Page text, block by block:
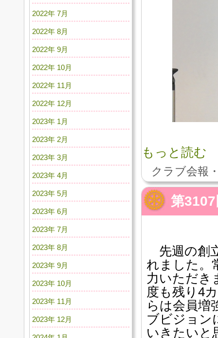
もっと読む
クラブ会報
第
先週の創
れました。
力いただき
度も残り4
らは会員増
ブビジョン
いきたいと
2022年 7月
2022年 8月
2022年 9月
2022年 10月
2022年 11月
2022年 12月
2023年 1月
2023年 2月
2023年 3月
2023年 4月
2023年 5月
2023年 6月
2023年 7月
2023年 8月
2023年 9月
2023年 10月
2023年 11月
2023年 12月